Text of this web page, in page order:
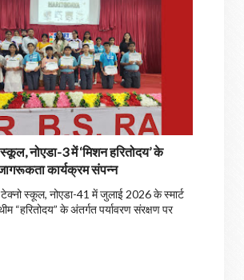
नोएडा-3 में ‘मिशन हरितोदय’ के
कार्यक्रम संपन्न
स्कूल, नोएडा-41 में जुलाई 2026 के स्मार्ट
“हरितोदय” के अंतर्गत पर्यावरण संरक्षण पर